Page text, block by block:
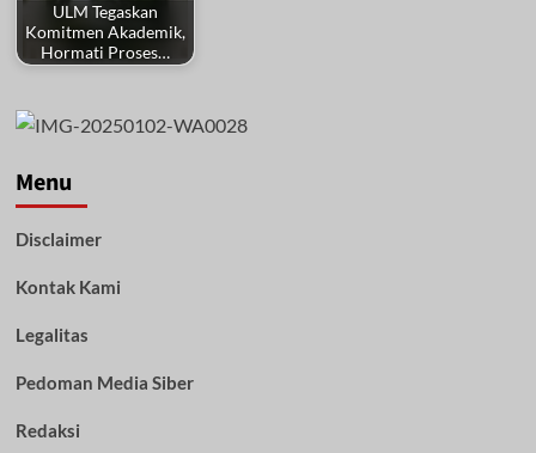
ULM Tegaskan
Komitmen Akademik,
Hormati Proses…
Menu
Disclaimer
Kontak Kami
Legalitas
Pedoman Media Siber
Redaksi